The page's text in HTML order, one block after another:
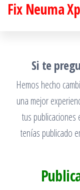
SaltarFix Neuma
Si te
Hemos hecho
una mejor
tus publicaciones
tenías publicado